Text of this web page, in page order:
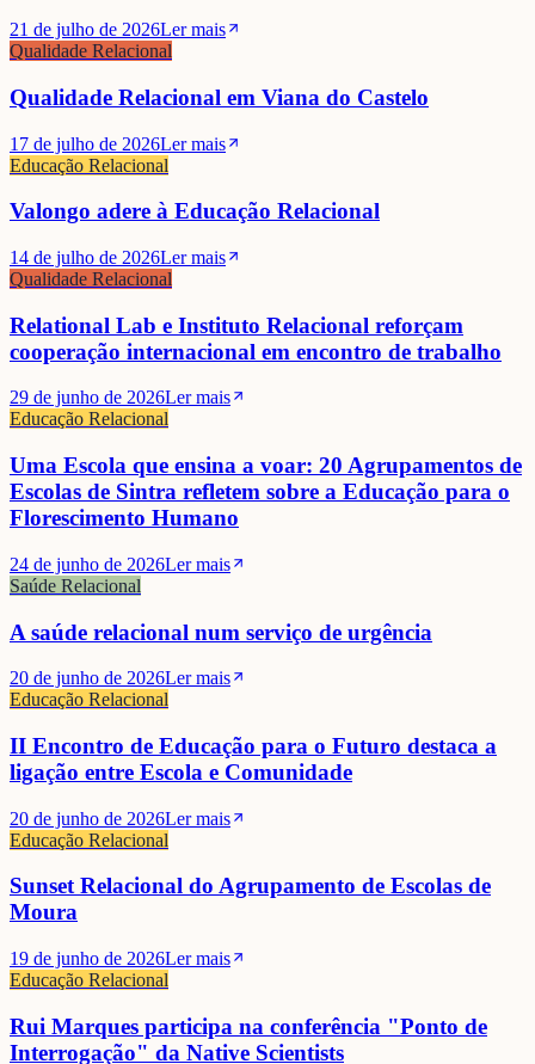
21 de julho de 2026Ler mais
Qualidade Relacional
Qualidade Relacional em Viana do Castelo
17 de julho de 2026Ler mais
Educação Relacional
Valongo adere à Educação Relacional
14 de julho de 2026Ler mais
Qualidade Relacional
Relational Lab e Instituto Relacional reforçam
cooperação internacional em encontro de trabalho
29 de junho de 2026Ler mais
Educação Relacional
Uma Escola que ensina a voar: 20 Agrupamentos de
Escolas de Sintra refletem sobre a Educação para o
Florescimento Humano
24 de junho de 2026Ler mais
Saúde Relacional
A saúde relacional num serviço de urgência
20 de junho de 2026Ler mais
Educação Relacional
II Encontro de Educação para o Futuro destaca a
ligação entre Escola e Comunidade
20 de junho de 2026Ler mais
Educação Relacional
Sunset Relacional do Agrupamento de Escolas de
Moura
19 de junho de 2026Ler mais
Educação Relacional
Rui Marques participa na conferência "Ponto de
Interrogação" da Native Scientists